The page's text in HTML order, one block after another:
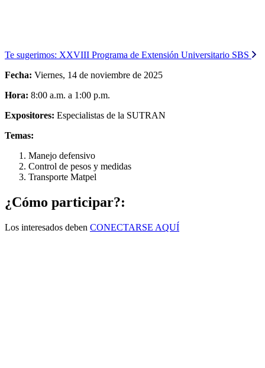
Te sugerimos: XXVIII Programa de Extensión Universitario SBS
Fecha: Viernes, 14 de noviembre de 2025
Hora: 8:00 a.m. a 1:00 p.m.
Expositores: Especialistas de la SUTRAN
Temas:
Manejo defensivo
Control de pesos y medidas
Transporte Matpel
¿Cómo participar?:
Los interesados deben CONECTARSE AQUÍ